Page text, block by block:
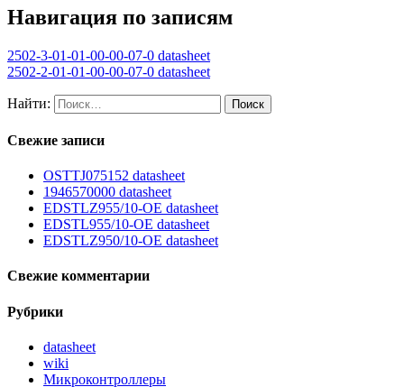
Навигация по записям
2502-3-01-01-00-00-07-0 datasheet
2502-2-01-01-00-00-07-0 datasheet
Найти:
Свежие записи
OSTTJ075152 datasheet
1946570000 datasheet
EDSTLZ955/10-OE datasheet
EDSTL955/10-OE datasheet
EDSTLZ950/10-OE datasheet
Свежие комментарии
Рубрики
datasheet
wiki
Микроконтроллеры